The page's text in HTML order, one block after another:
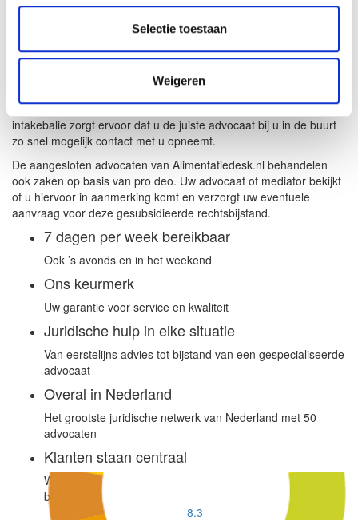
Selectie toestaan
Weigeren
Waarom Landelijke Alimentatiedesk?
U kunt nu direct contact opnemen met de intakebalie van
Landelijke Alimentatiedesk voor het opstellen of wijzigen van uw
overeenkomst voor kinderalimentatie of voor het opstellen van een
verzoek tot verhoging of verlaging van de alimentatie. De
intakebalie zorgt ervoor dat u de juiste advocaat bij u in de buurt
zo snel mogelijk contact met u opneemt.
De aangesloten advocaten van Alimentatiedesk.nl behandelen
ook zaken op basis van pro deo. Uw advocaat of mediator bekijkt
of u hiervoor in aanmerking komt en verzorgt uw eventuele
aanvraag voor deze gesubsidieerde rechtsbijstand.
7 dagen per week bereikbaar
Ook ’s avonds en in het weekend
Ons keurmerk
Uw garantie voor service en kwaliteit
Juridische hulp in elke situatie
Van eerstelijns advies tot bijstand van een gespecialiseerde
advocaat
Overal in Nederland
Het grootste juridische netwerk van Nederland met 50
advocaten
Klanten staan centraal
Wij stellen onze rechtzoekende klant centraal en
behandelen uw zaak met zorgvuldigheid
8.3